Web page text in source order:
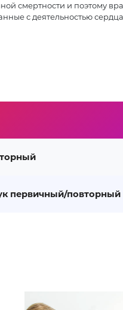
смертности и поэтому
с деятельностью
первичный/повторный